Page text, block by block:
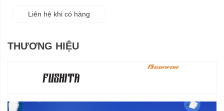
Liên hệ khi có hàng
THƯƠNG HIỆU